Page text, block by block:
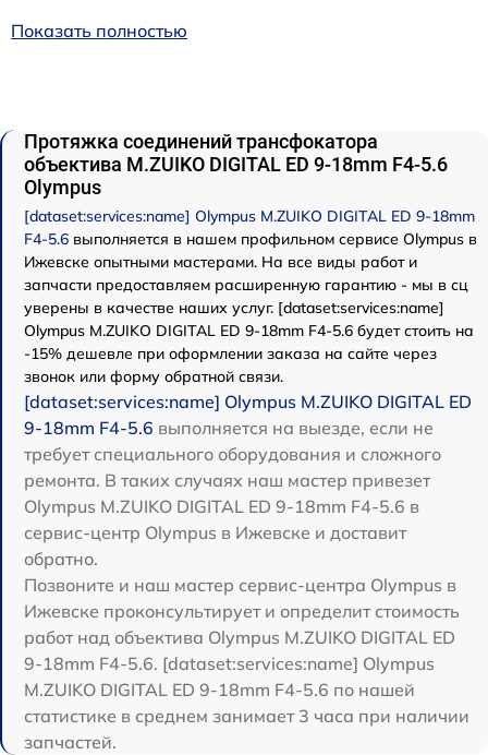
Показать полностью
Протяжка соединений трансфокатора
объектива M.ZUIKO DIGITAL ED 9-18mm F4-5.6
Olympus
[dataset:services:name] Olympus M.ZUIKO DIGITAL ED 9-18mm
F4-5.6 выполняется в нашем профильном сервисе Olympus в
Ижевске опытными мастерами. На все виды работ и
запчасти предоставляем расширенную гарантию - мы в сц
уверены в качестве наших услуг. [dataset:services:name]
Olympus M.ZUIKO DIGITAL ED 9-18mm F4-5.6 будет стоить на
-15% дешевле при оформлении заказа на сайте через
звонок или форму обратной связи.
[dataset:services:name] Olympus M.ZUIKO DIGITAL ED
9-18mm F4-5.6 выполняется на выезде, если не
требует специального оборудования и сложного
ремонта. В таких случаях наш мастер привезет
Olympus M.ZUIKO DIGITAL ED 9-18mm F4-5.6 в
сервис-центр Olympus в Ижевске и доставит
обратно.
Позвоните и наш мастер сервис-центра Olympus в
Ижевске проконсультирует и определит стоимость
работ над объектива Olympus M.ZUIKO DIGITAL ED
9-18mm F4-5.6. [dataset:services:name] Olympus
M.ZUIKO DIGITAL ED 9-18mm F4-5.6 по нашей
статистике в среднем занимает 3 часа при наличии
запчастей.